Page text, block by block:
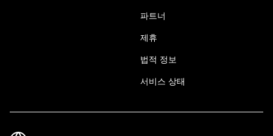
파트너
제휴
법적 정보
서비스 상태